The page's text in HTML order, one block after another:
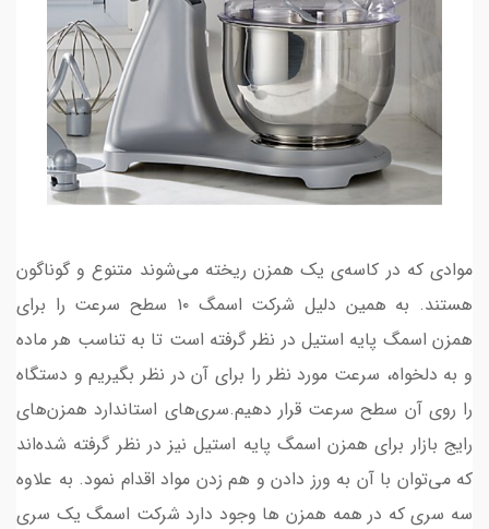
موادی که در کاسه‌ی یک همزن ریخته می‌شوند متنوع و گوناگون
هستند. به همین دلیل شرکت اسمگ ۱۰ سطح سرعت را برای
همزن اسمگ پایه استیل در نظر گرفته است تا به تناسب هر ماده
و به دلخواه، سرعت مورد نظر را برای آن در نظر بگیریم و دستگاه
را روی آن سطح سرعت قرار دهیم.سری‌های استاندارد همزن‌های
رایج بازار برای همزن اسمگ پایه استیل نیز در نظر گرفته شده‌اند
که می‌توان با آن به ورز دادن و هم زدن مواد اقدام نمود. به علاوه
سه سری که در همه همزن ها وجود دارد شرکت اسمگ یک سری